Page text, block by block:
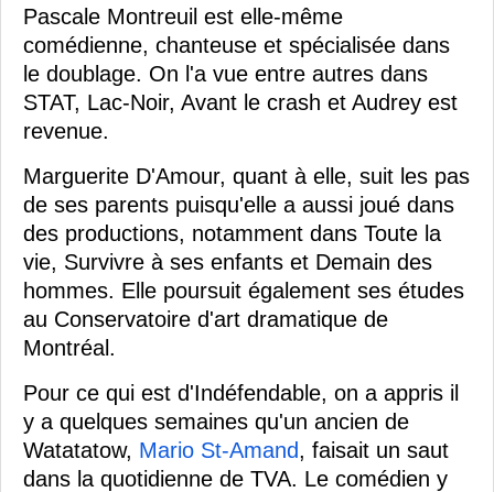
Pascale Montreuil est elle-même
comédienne, chanteuse et spécialisée dans
le doublage. On l'a vue entre autres dans
STAT, Lac-Noir, Avant le crash et Audrey est
revenue.
Marguerite D'Amour, quant à elle, suit les pas
de ses parents puisqu'elle a aussi joué dans
des productions, notamment dans Toute la
vie, Survivre à ses enfants et Demain des
hommes. Elle poursuit également ses études
au Conservatoire d'art dramatique de
Montréal.
Pour ce qui est d'Indéfendable, on a appris il
y a quelques semaines qu'un ancien de
Watatatow, Mario St-Amand, faisait un saut
dans la quotidienne de TVA. Le comédien y